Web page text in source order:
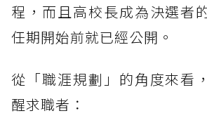
程，而且高校長成為決選者
任期開始前就已經公開。
從「職涯規劃」的角度來看
醒求職者：